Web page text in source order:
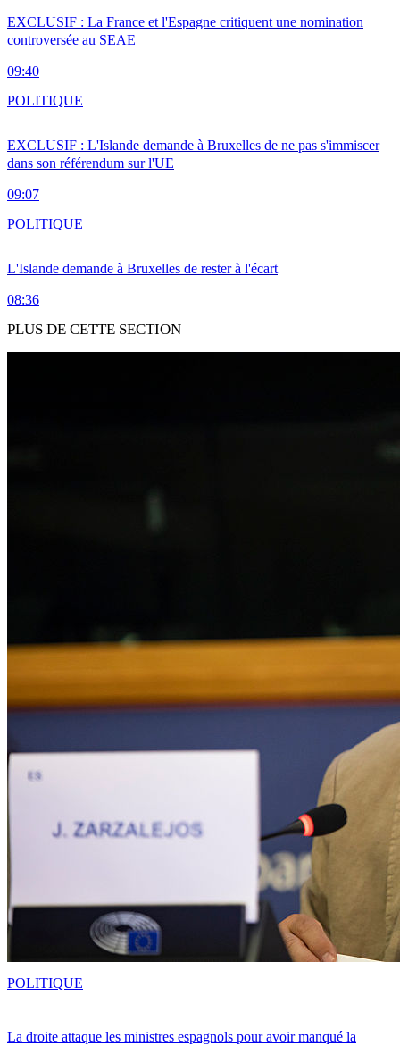
EXCLUSIF : La France et l'Espagne critiquent une nomination
controversée au SEAE
09:40
EXCLUSIF : L'Islande demande à Bruxelles de ne pas s'immiscer
dans son référendum sur l'UE
09:07
POLITIQUE
L'Islande demande à Bruxelles de rester à l'écart
08:36
POLITIQUE
PLUS DE CETTE SECTION
La droite attaque les ministres espagnols pour avoir manqué la
POLITIQUE